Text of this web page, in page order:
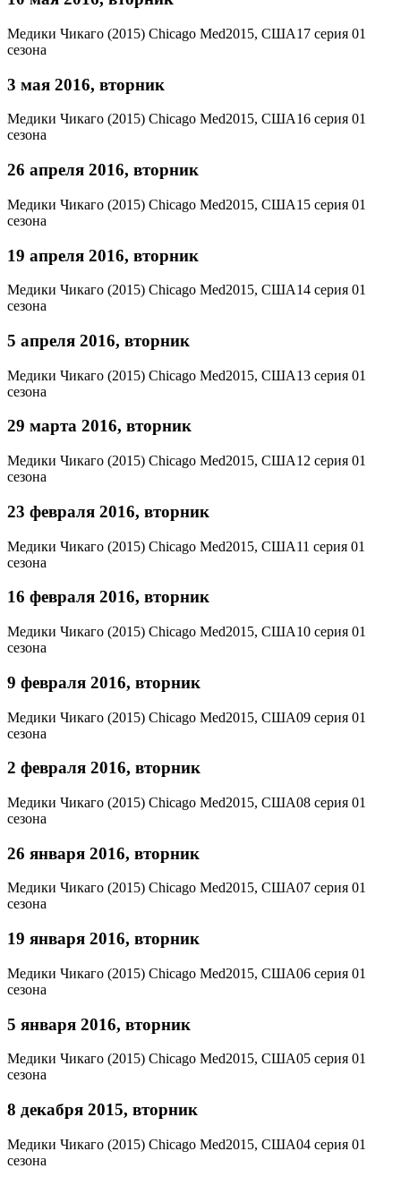
Медики Чикаго (2015) Chicago Med2015, США17 серия 01
сезона
3 мая 2016, вторник
Медики Чикаго (2015) Chicago Med2015, США16 серия 01
сезона
26 апреля 2016, вторник
Медики Чикаго (2015) Chicago Med2015, США15 серия 01
сезона
19 апреля 2016, вторник
Медики Чикаго (2015) Chicago Med2015, США14 серия 01
сезона
5 апреля 2016, вторник
Медики Чикаго (2015) Chicago Med2015, США13 серия 01
сезона
29 марта 2016, вторник
Медики Чикаго (2015) Chicago Med2015, США12 серия 01
сезона
23 февраля 2016, вторник
Медики Чикаго (2015) Chicago Med2015, США11 серия 01
сезона
16 февраля 2016, вторник
Медики Чикаго (2015) Chicago Med2015, США10 серия 01
сезона
9 февраля 2016, вторник
Медики Чикаго (2015) Chicago Med2015, США09 серия 01
сезона
2 февраля 2016, вторник
Медики Чикаго (2015) Chicago Med2015, США08 серия 01
сезона
26 января 2016, вторник
Медики Чикаго (2015) Chicago Med2015, США07 серия 01
сезона
19 января 2016, вторник
Медики Чикаго (2015) Chicago Med2015, США06 серия 01
сезона
5 января 2016, вторник
Медики Чикаго (2015) Chicago Med2015, США05 серия 01
сезона
8 декабря 2015, вторник
Медики Чикаго (2015) Chicago Med2015, США04 серия 01
сезона